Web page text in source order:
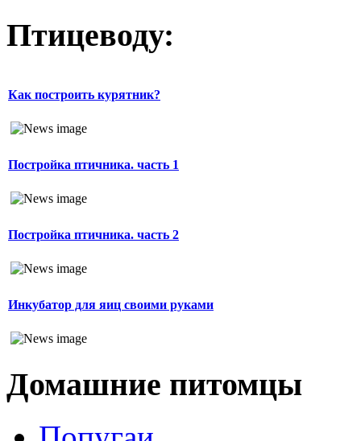
Птицеводу:
Как построить курятник?
Постройка птичника. часть 1
Постройка птичника. часть 2
Инкубатор для яиц своими руками
Домашние питомцы